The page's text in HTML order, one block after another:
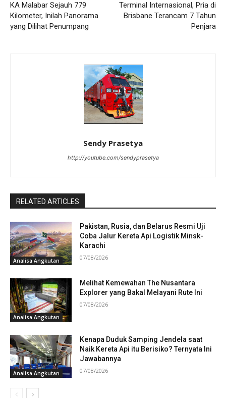
KA Malabar Sejauh 779
Kilometer, Inilah Panorama
yang Dilihat Penumpang
Terminal Internasional, Pria di
Brisbane Terancam 7 Tahun
Penjara
Sendy Prasetya
http://youtube.com/sendyprasetya
RELATED ARTICLES
Analisa Angkutan
Pakistan, Rusia, dan Belarus Resmi Uji
Coba Jalur Kereta Api Logistik Minsk-
Karachi
07/08/2026
Analisa Angkutan
Melihat Kemewahan The Nusantara
Explorer yang Bakal Melayani Rute Ini
07/08/2026
Analisa Angkutan
Kenapa Duduk Samping Jendela saat
Naik Kereta Api itu Berisiko? Ternyata Ini
Jawabannya
07/08/2026